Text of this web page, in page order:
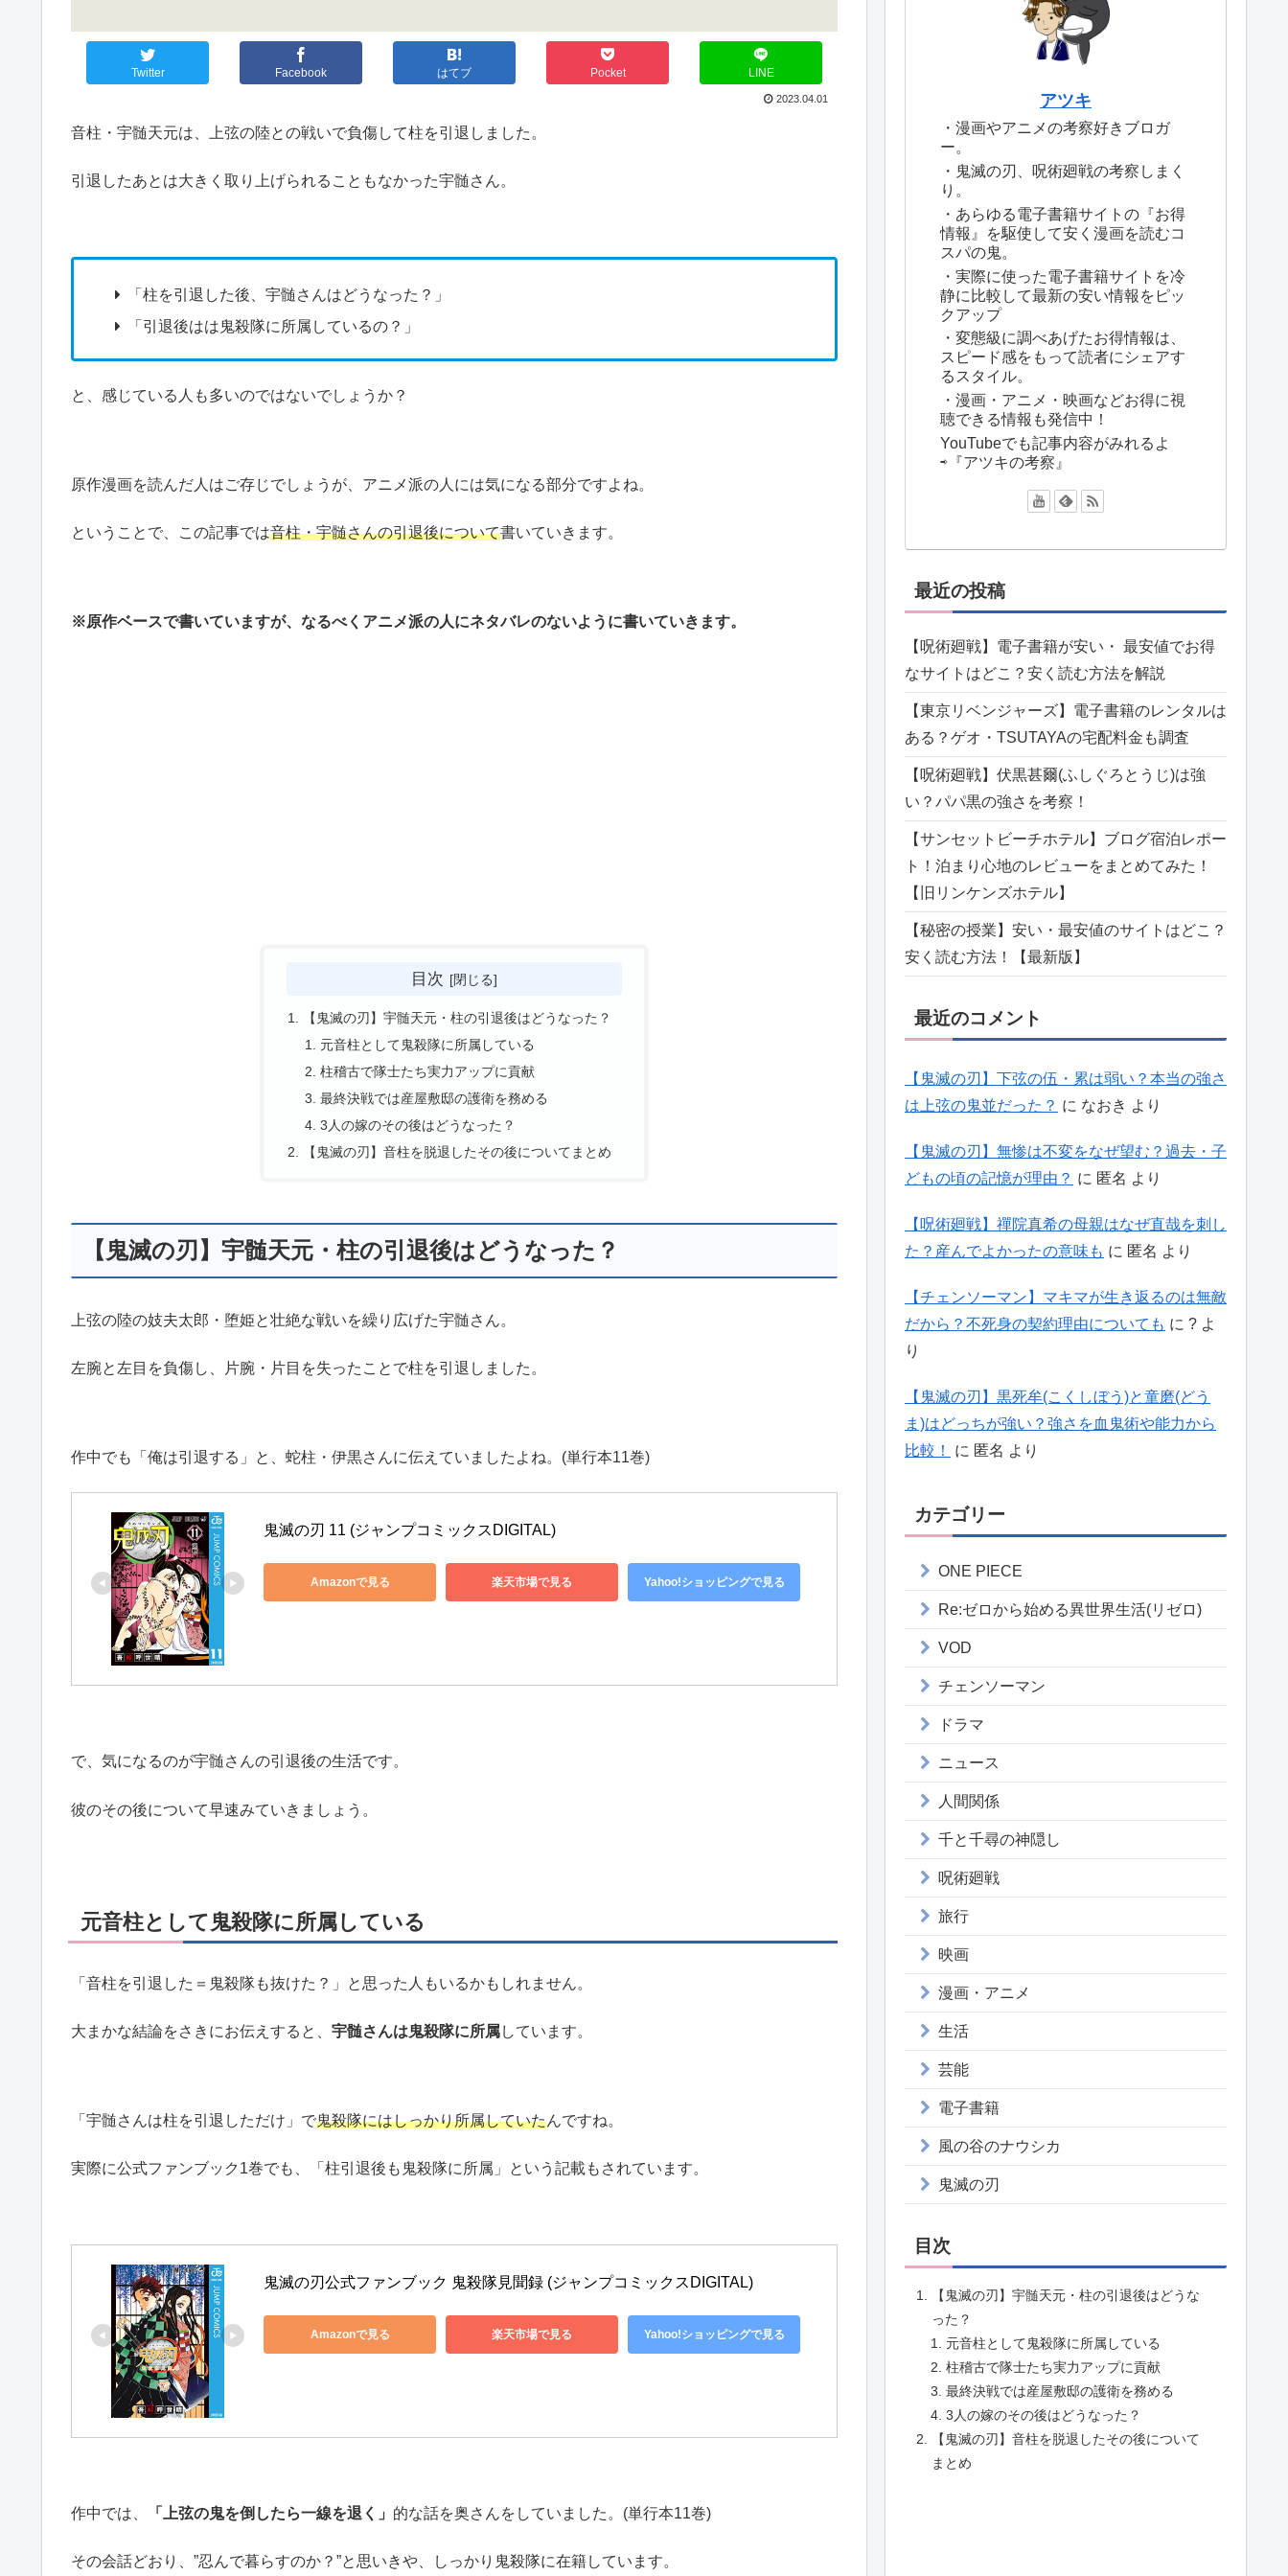
Twitter Facebook はてブ Pocket LINE
2023.04.01
音柱・宇髄天元は、上弦の陸との戦いで負傷して柱を引退しました。
引退したあとは大きく取り上げられることもなかった宇髄さん。
「柱を引退した後、宇髄さんはどうなった？」
「引退後はは鬼殺隊に所属しているの？」
と、感じている人も多いのではないでしょうか？
原作漫画を読んだ人はご存じでしょうが、アニメ派の人には気になる部分ですよね。
ということで、この記事では音柱・宇髄さんの引退後について書いていきます。
※原作ベースで書いていますが、なるべくアニメ派の人にネタバレのないように書いていきます。
目次
【鬼滅の刃】宇髄天元・柱の引退後はどうなった？
元音柱として鬼殺隊に所属している
柱稽古で隊士たち実力アップに貢献
最終決戦では産屋敷邸の護衛を務める
3人の嫁のその後はどうなった？
【鬼滅の刃】音柱を脱退したその後についてまとめ
【鬼滅の刃】宇髄天元・柱の引退後はどうなった？
上弦の陸の妓夫太郎・堕姫と壮絶な戦いを繰り広げた宇髄さん。
左腕と左目を負傷し、片腕・片目を失ったことで柱を引退しました。
作中でも「俺は引退する」と、蛇柱・伊黒さんに伝えていましたよね。(単行本11巻)
鬼滅の刃 11 (ジャンプコミックスDIGITAL)
Amazonで見る 楽天市場で見る Yahoo!ショッピングで見る
で、気になるのが宇髄さんの引退後の生活です。
彼のその後について早速みていきましょう。
元音柱として鬼殺隊に所属している
「音柱を引退した＝鬼殺隊も抜けた？」と思った人もいるかもしれません。
大まかな結論をさきにお伝えすると、 宇髄さんは鬼殺隊に所属しています。
「宇髄さんは柱を引退しただけ」で鬼殺隊にはしっかり所属していたんですね。
実際に公式ファンブック1巻でも、「柱引退後も鬼殺隊に所属」という記載もされています。
鬼滅の刃公式ファンブック 鬼殺隊見聞録 (ジャンプコミックスDIGITAL)
Amazonで見る 楽天市場で見る Yahoo!ショッピングで見る
作中では、 「上弦の鬼を倒したら一線を退く」 的な話を奥さんをしていました。(単行本11巻)
その会話どおり、”忍んで暮らすのか？”と思いきや、しっかり鬼殺隊に在籍しています。
アツキ
・漫画やアニメの考察好きブロガ
ー。
・鬼滅の刃、呪術廻戦の考察しまく
り。
・あらゆる電子書籍サイトの『お得
情報』を駆使して安く漫画を読むコ
スパの鬼。
・実際に使った電子書籍サイトを冷
静に比較して最新の安い情報をピッ
クアップ
・変態級に調べあげたお得情報は、
スピード感をもって読者にシェアす
るスタイル。
・漫画・アニメ・映画などお得に視
聴できる情報も発信中！
YouTubeでも記事内容がみれるよ
⇨『アツキの考察』
最近の投稿
【呪術廻戦】電子書籍が安い・ 最安値でお得
なサイトはどこ？安く読む方法を解説
【東京リベンジャーズ】電子書籍のレンタルは
ある？ゲオ・TSUTAYAの宅配料金も調査
【呪術廻戦】伏黒甚爾(ふしぐろとうじ)は強
い？パパ黒の強さを考察！
【サンセットビーチホテル】ブログ宿泊レポー
ト！泊まり心地のレビューをまとめてみた！
【旧リンケンズホテル】
【秘密の授業】安い・最安値のサイトはどこ？
安く読む方法！【最新版】
最近のコメント
【鬼滅の刃】下弦の伍・累は弱い？本当の強さ
は上弦の鬼並だった？ に なおき より
【鬼滅の刃】無惨は不変をなぜ望む？過去・子
どもの頃の記憶が理由？ に 匿名 より
【呪術廻戦】禪院真希の母親はなぜ直哉を刺し
た？産んでよかったの意味も に 匿名 より
【チェンソーマン】マキマが生き返るのは無敵
だから？不死身の契約理由についても に ? よ
り
【鬼滅の刃】黒死牟(こくしぼう)と童磨(どう
ま)はどっちが強い？強さを血鬼術や能力から
比較！
に 匿名 より
カテゴリー
ONE PIECE
Re:ゼロから始める異世界生活(リゼロ)
VOD
チェンソーマン
ドラマ
ニュース
人間関係
千と千尋の神隠し
呪術廻戦
旅行
映画
漫画・アニメ
生活
芸能
電子書籍
風の谷のナウシカ
鬼滅の刃
目次
【鬼滅の刃】宇髄天元・柱の引退後はどうな
った？
元音柱として鬼殺隊に所属している
柱稽古で隊士たち実力アップに貢献
最終決戦では産屋敷邸の護衛を務める
3人の嫁のその後はどうなった？
【鬼滅の刃】音柱を脱退したその後について
まとめ